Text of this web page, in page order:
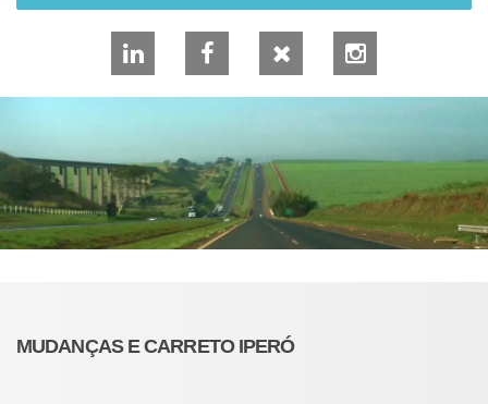
LinkedInFacebook Instagram
MUDANÇAS E CARRETO IPERÓ